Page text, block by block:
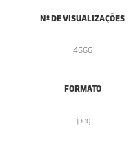
Nº DE VISUALIZAÇÕES
4666
FORMATO
.jpeg